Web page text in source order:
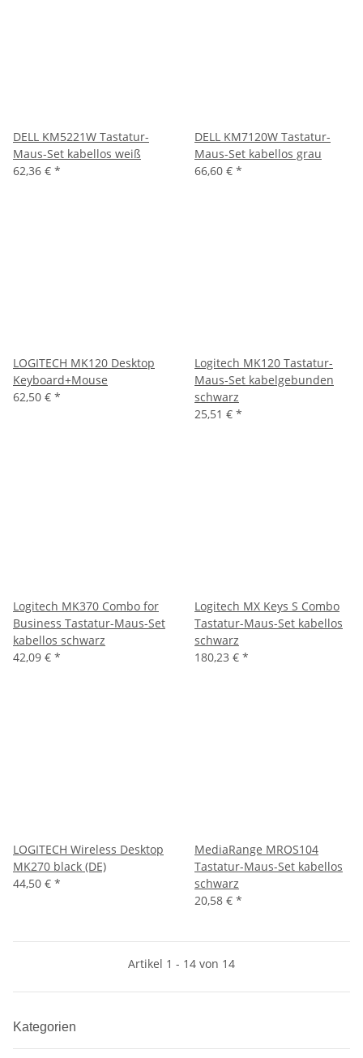
DELL KM5221W Tastatur-
Maus-Set kabellos weiß
62,36 € *
DELL KM7120W Tastatur-
Maus-Set kabellos grau
66,60 € *
LOGITECH MK120 Desktop
Keyboard+Mouse
62,50 € *
Logitech MK120 Tastatur-
Maus-Set kabelgebunden
schwarz
25,51 € *
Logitech MK370 Combo for
Business Tastatur-Maus-Set
kabellos schwarz
42,09 € *
Logitech MX Keys S Combo
Tastatur-Maus-Set kabellos
schwarz
180,23 € *
LOGITECH Wireless Desktop
MK270 black (DE)
44,50 € *
MediaRange MROS104
Tastatur-Maus-Set kabellos
schwarz
20,58 € *
Artikel 1 - 14 von 14
Kategorien